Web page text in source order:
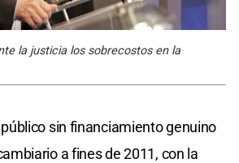
la justicia los sobrecostos en la
sin financiamiento genuino
a fines de 2011, con la